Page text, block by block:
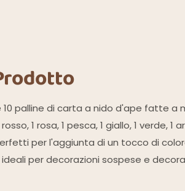
palline di carta a nido d'ape fatte a
1 rosa, 1 pesca, 1 giallo, 1 verde, 1
per l'aggiunta di un tocco di
per decorazioni sospese e